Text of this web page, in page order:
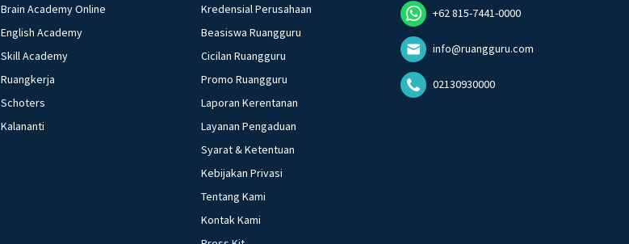
Brain Academy Online
English Academy
Skill Academy
Ruangkerja
Schoters
Kalananti
Kredensial Perusahaan
Beasiswa Ruangguru
Cicilan Ruangguru
Promo Ruangguru
Laporan Kerentanan
Layanan Pengaduan
Syarat & Ketentuan
Kebijakan Privasi
Tentang Kami
Kontak Kami
+62 815-7441-0000
info@ruangguru.com
02130930000